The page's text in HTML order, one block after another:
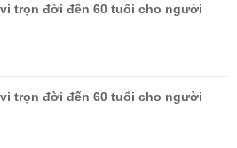
trọn đời đến 60 tuổi cho người
trọn đời đến 60 tuổi cho người